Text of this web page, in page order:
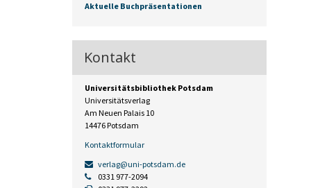
Aktuelle Buchpräsentationen
Kontakt
Universitätsbibliothek Potsdam
Universitätsverlag
Am Neuen Palais 10
14476 Potsdam
Kontaktformular
verlag@uni-potsdam.de
0331 977-2094